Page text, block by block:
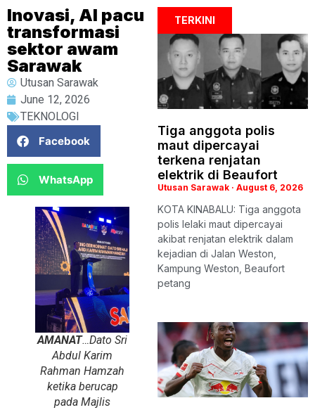
Inovasi, AI pacu
transformasi
sektor awam
Sarawak
Utusan Sarawak
June 12, 2026
TEKNOLOGI
Facebook
WhatsApp
AMANAT…Dato Sri
Abdul Karim
Rahman Hamzah
ketika berucap
pada Majlis
TERKINI
Tiga anggota polis
maut dipercayai
terkena renjatan
elektrik di Beaufort
Utusan Sarawak August 6, 2026
KOTA KINABALU: Tiga anggota
polis lelaki maut dipercayai
akibat renjatan elektrik dalam
kejadian di Jalan Weston,
Kampung Weston, Beaufort
petang